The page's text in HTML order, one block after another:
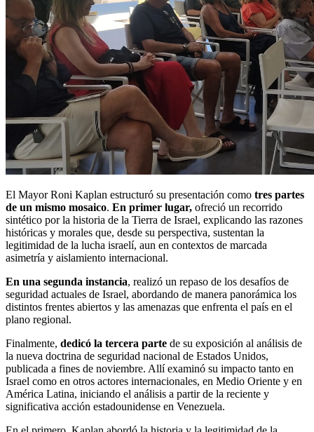
El Mayor Roni Kaplan estructuró su presentación como tres partes
de un mismo mosaico. En primer lugar, ofreció un recorrido
sintético por la historia de la Tierra de Israel, explicando las razones
históricas y morales que, desde su perspectiva, sustentan la
legitimidad de la lucha israelí, aun en contextos de marcada
asimetría y aislamiento internacional.
En una segunda instancia, realizó un repaso de los desafíos de
seguridad actuales de Israel, abordando de manera panorámica los
distintos frentes abiertos y las amenazas que enfrenta el país en el
plano regional.
Finalmente, dedicó la tercera parte de su exposición al análisis de
la nueva doctrina de seguridad nacional de Estados Unidos,
publicada a fines de noviembre. Allí examinó su impacto tanto en
Israel como en otros actores internacionales, en Medio Oriente y en
América Latina, iniciando el análisis a partir de la reciente y
significativa acción estadounidense en Venezuela.